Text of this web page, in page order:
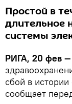
Простой в
длительное
системы
РИГА, 20 фев
сбой в
сообщает